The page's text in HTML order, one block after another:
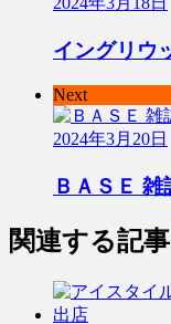
イングリウ
Next
2024年3月20日
ＢＡＳＥ
関連する記事